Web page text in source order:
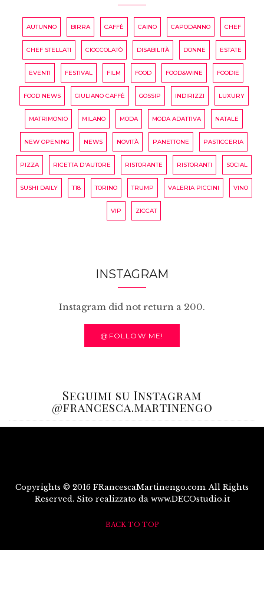
AUTUNNO BIRRA CAFFÈ CAINO CAPODANNO CHEF
CHEF STELLATI CIOCCOLATÒ DISABILITÀ DONNE ESTATE
EVENTI FESTIVAL FILM FOOD FOOD&WINE FOODIE
FOOD NEWS GIULIANO CAFFÈ GOSSIP INDIRIZZI LUXURY
MATRIMONIO MILANO MODA MODA ADATTIVA NATALE
NEW OPENING NEWS NOVITÀ PANETTONE PASTICCERIA
PIZZA RICETTA D'AUTORE RISTORANTE RISTORANTI SOCIAL
SUSHI DAILY T18 TORINO TRUMP VALERIA PICCINI VINO
VIP ZICCAT
INSTAGRAM
Instagram did not return a 200.
@FOLLOW ME!
Seguimi su Instagram
@francesca.martinengo
Copyrights © 2016 FRancescaMartinengo.com. All Rights
Reserved. Sito realizzato da www.DECOstudio.it
BACK TO TOP